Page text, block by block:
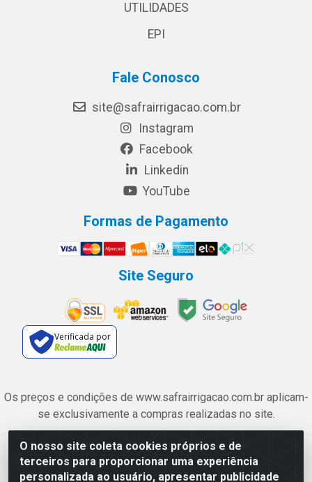
O nosso site coleta cookies próprios e de
terceiros para proporcionar uma experiência
personalizada ao usuário, apresentar publicidade
UTILIDADES
EPI
Fale Conosco
site@safrairrigacao.com.br
Instagram
Facebook
Linkedin
YouTube
Formas de Pagamento
Site Seguro
Verificada por
Os preços e condições de www.safrairrigacao.com.br aplicam-
se exclusivamente a compras realizadas no site.
Safra Agrícola e Pecuária LTDA - Avenida Castelo Branco, 5330 -
Esplanada dos Anicuns, Goiânia/GO - CEP 74.433-205 - CNPJ